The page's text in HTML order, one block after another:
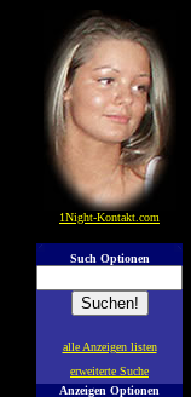
1Night-Kontakt.com
Such Optionen
alle Anzeigen listen
erweiterte Suche
Anzeigen Optionen